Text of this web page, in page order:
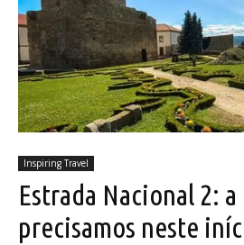
Inspiring Travel
Estrada Nacional 2:
precisamos neste